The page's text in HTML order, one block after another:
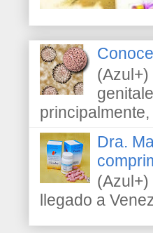
principalmente,
Dra.
llegado a